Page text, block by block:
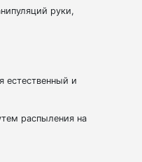
руки,
естественный и
распыления на